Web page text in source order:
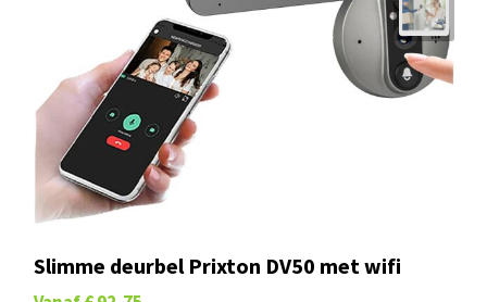
Slimme deurbel Prixton DV50 met wifi